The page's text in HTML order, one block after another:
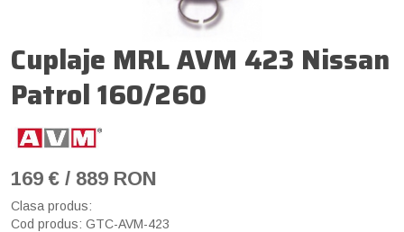
Cuplaje MRL AVM 423 Nissan
Patrol 160/260
169 € / 889 RON
Clasa produs:
Cod produs: GTC-AVM-423